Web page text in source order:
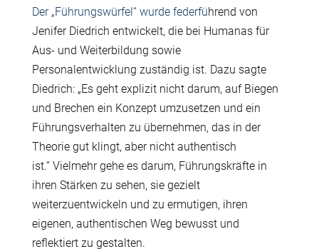
Der „Führungswürfel“ wurde federführend von
Jenifer Diedrich entwickelt, die bei Humanas für
Aus- und Weiterbildung sowie
Personalentwicklung zuständig ist. Dazu sagte
Diedrich: „Es geht explizit nicht darum, auf Biegen
und Brechen ein Konzept umzusetzen und ein
Führungsverhalten zu übernehmen, das in der
Theorie gut klingt, aber nicht authentisch
ist.“ Vielmehr gehe es darum, Führungskräfte in
ihren Stärken zu sehen, sie gezielt
weiterzuentwickeln und zu ermutigen, ihren
eigenen, authentischen Weg bewusst und
reflektiert zu gestalten.